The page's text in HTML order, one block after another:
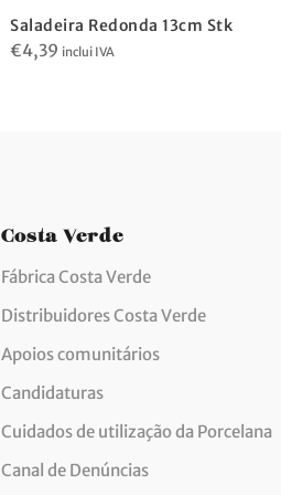
Saladeira Redonda 13cm Stk
€4,39 inclui IVA
Costa Verde
Fábrica Costa Verde
Distribuidores Costa Verde
Apoios comunitários
Candidaturas
Cuidados de utilização da Porcelana
Canal de Denúncias